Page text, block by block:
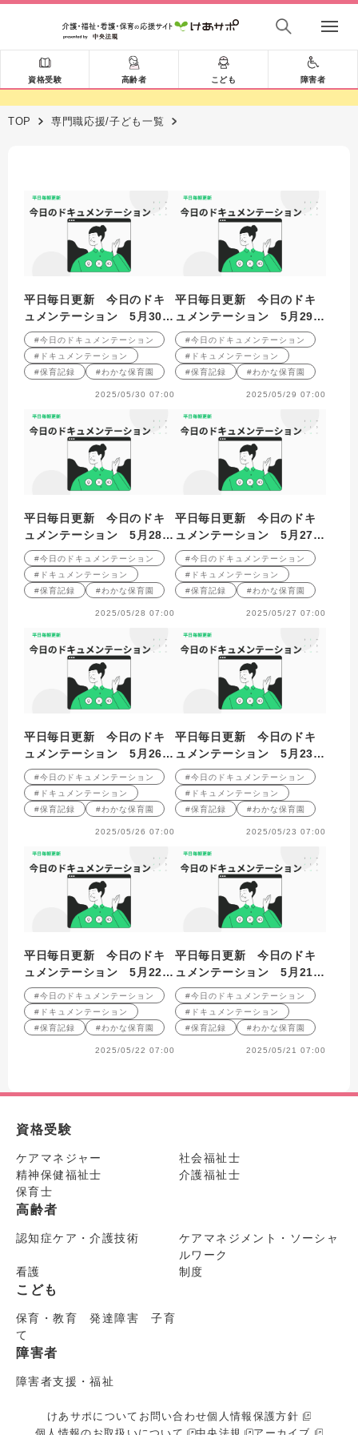
資格受験 高齢者 こども 障害者
TOP 専門職応援/子ども一覧
平日毎日更新 今日のドキ
ュメンテーション 5月30日
公開
#今日のドキュメンテーション
#ドキュメンテーション
#保育記録
#わかな保育園
2025/05/30 07:00
平日毎日更新 今日のドキ
ュメンテーション 5月29日
公開
#今日のドキュメンテーション
#ドキュメンテーション
#保育記録
#わかな保育園
2025/05/29 07:00
平日毎日更新 今日のドキ
ュメンテーション 5月28日
公開
#今日のドキュメンテーション
#ドキュメンテーション
#保育記録
#わかな保育園
2025/05/28 07:00
平日毎日更新 今日のドキ
ュメンテーション 5月27日
公開
#今日のドキュメンテーション
#ドキュメンテーション
#保育記録
#わかな保育園
2025/05/27 07:00
平日毎日更新 今日のドキ
ュメンテーション 5月26日
公開
#今日のドキュメンテーション
#ドキュメンテーション
#保育記録
#わかな保育園
2025/05/26 07:00
平日毎日更新 今日のドキ
ュメンテーション 5月23日
公開
#今日のドキュメンテーション
#ドキュメンテーション
#保育記録
#わかな保育園
2025/05/23 07:00
平日毎日更新 今日のドキ
ュメンテーション 5月22日
公開
#今日のドキュメンテーション
#ドキュメンテーション
#保育記録
#わかな保育園
2025/05/22 07:00
平日毎日更新 今日のドキ
ュメンテーション 5月21日
公開
#今日のドキュメンテーション
#ドキュメンテーション
#保育記録
#わかな保育園
2025/05/21 07:00
資格受験
ケアマネジャー
社会福祉士
精神保健福祉士
介護福祉士
保育士
高齢者
認知症ケア・介護技術
ケアマネジメント・ソーシャ
ルワーク
看護
制度
こども
保育・教育 発達障害 子育
て
障害者
障害者支援・福祉
けあサポについて お問い合わせ個人情報保護方針